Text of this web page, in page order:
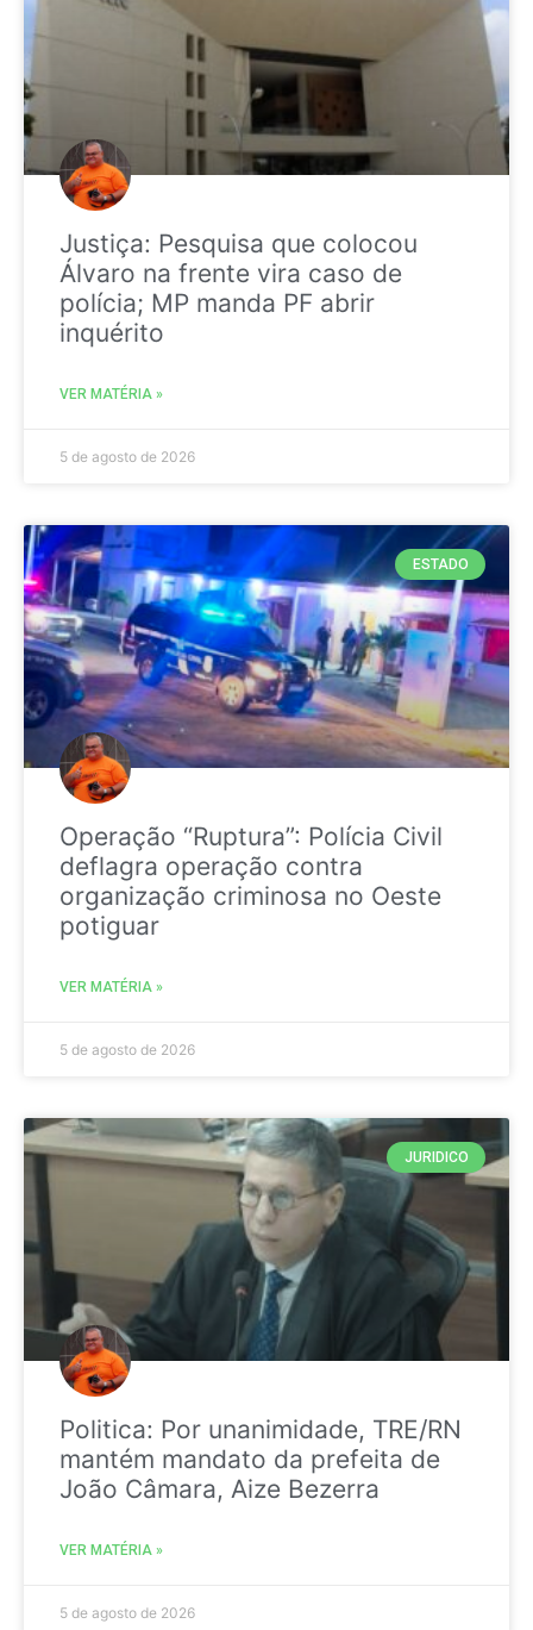
Justiça: Pesquisa que colocou
Álvaro na frente vira caso de
polícia; MP manda PF abrir
inquérito
VER MATÉRIA »
5 de agosto de 2026
ESTADO
Operação “Ruptura”: Polícia Civil
deflagra operação contra
organização criminosa no Oeste
potiguar
VER MATÉRIA »
5 de agosto de 2026
JURIDICO
Politica: Por unanimidade, TRE/RN
mantém mandato da prefeita de
João Câmara, Aize Bezerra
VER MATÉRIA »
5 de agosto de 2026